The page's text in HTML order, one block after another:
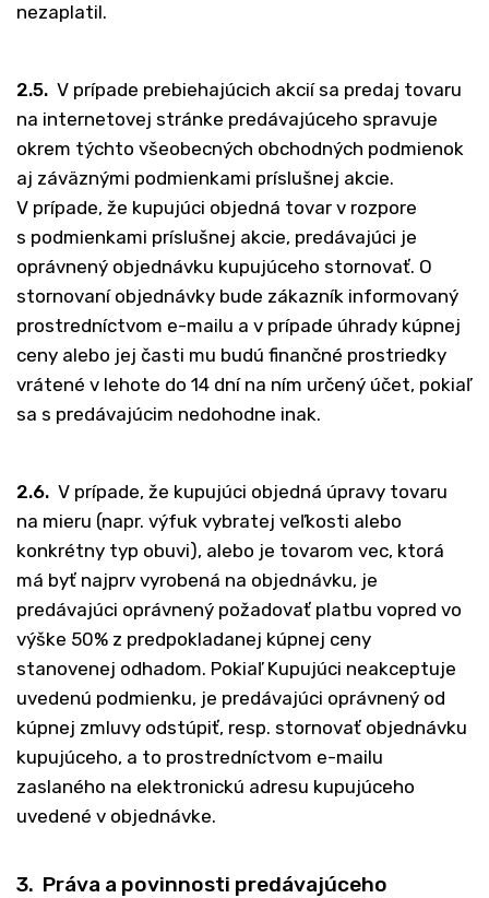
nezaplatil.
2.5. V prípade prebiehajúcich akcií sa predaj tovaru
na internetovej stránke predávajúceho spravuje
okrem týchto všeobecných obchodných podmienok
aj záväznými podmienkami príslušnej akcie.
V prípade, že kupujúci objedná tovar v rozpore
s podmienkami príslušnej akcie, predávajúci je
oprávnený objednávku kupujúceho stornovať. O
stornovaní objednávky bude zákazník informovaný
prostredníctvom e-mailu a v prípade úhrady kúpnej
ceny alebo jej časti mu budú finančné prostriedky
vrátené v lehote do 14 dní na ním určený účet, pokiaľ
sa s predávajúcim nedohodne inak.
2.6. V prípade, že kupujúci objedná úpravy tovaru
na mieru (napr. výfuk vybratej veľkosti alebo
konkrétny typ obuvi), alebo je tovarom vec, ktorá
má byť najprv vyrobená na objednávku, je
predávajúci oprávnený požadovať platbu vopred vo
výške 50% z predpokladanej kúpnej ceny
stanovenej odhadom. Pokiaľ Kupujúci neakceptuje
uvedenú podmienku, je predávajúci oprávnený od
kúpnej zmluvy odstúpiť, resp. stornovať objednávku
kupujúceho, a to prostredníctvom e-mailu
zaslaného na elektronickú adresu kupujúceho
uvedené v objednávke.
3. Práva a povinnosti predávajúceho